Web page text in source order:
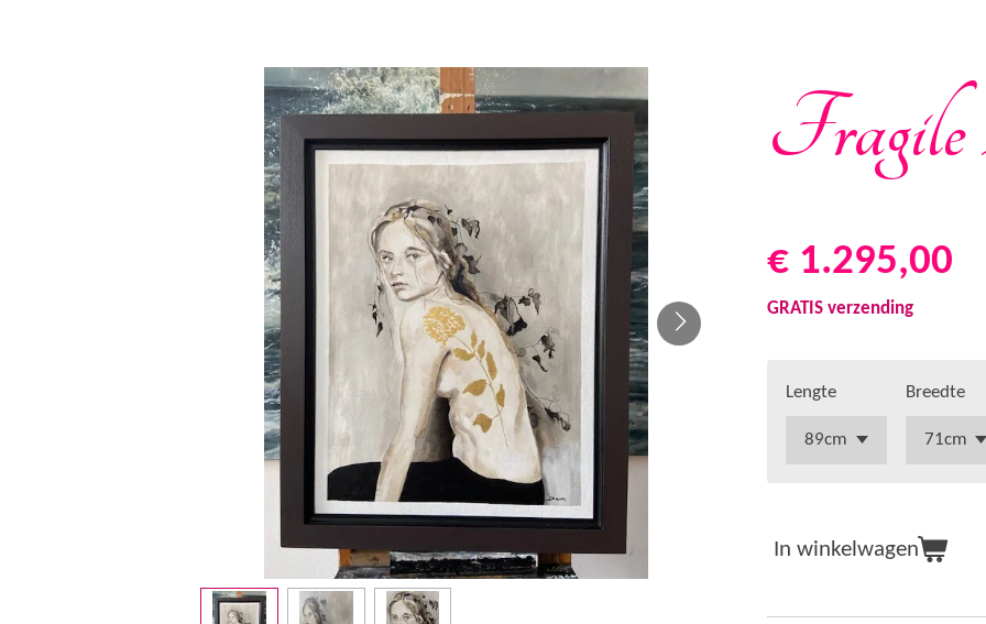
Fragile
€ 1.295,00
GRATIS verzending
Lengte Breedte
In winkelwagen